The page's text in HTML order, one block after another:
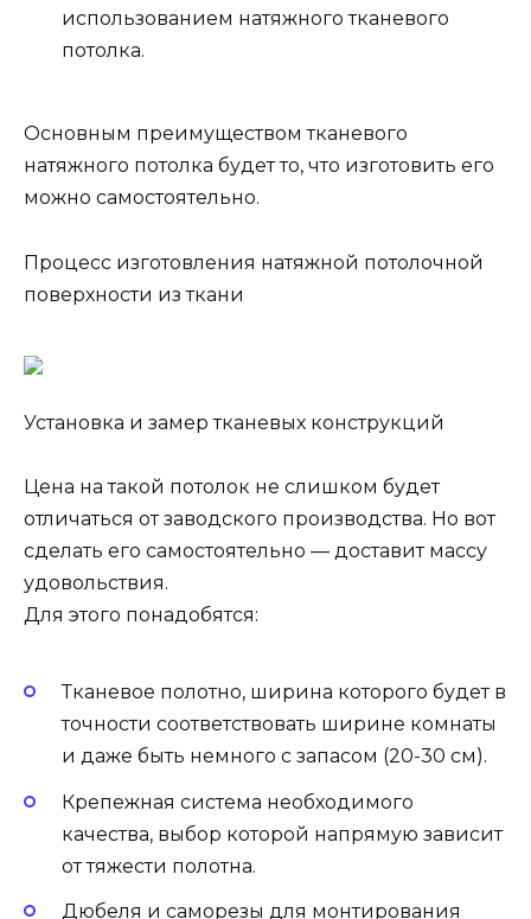
использованием натяжного тканевого
потолка.
Основным преимуществом тканевого
натяжного потолка будет то, что изготовить его
можно самостоятельно.
Процесс изготовления натяжной потолочной
поверхности из ткани
Установка и замер тканевых конструкций
Цена на такой потолок не слишком будет
отличаться от заводского производства. Но вот
сделать его самостоятельно — доставит массу
удовольствия.
Для этого понадобятся:
Тканевое полотно, ширина которого будет в
точности соответствовать ширине комнаты
и даже быть немного с запасом (20-30 см).
Крепежная система необходимого
качества, выбор которой напрямую зависит
от тяжести полотна.
Дюбеля и саморезы для монтирования